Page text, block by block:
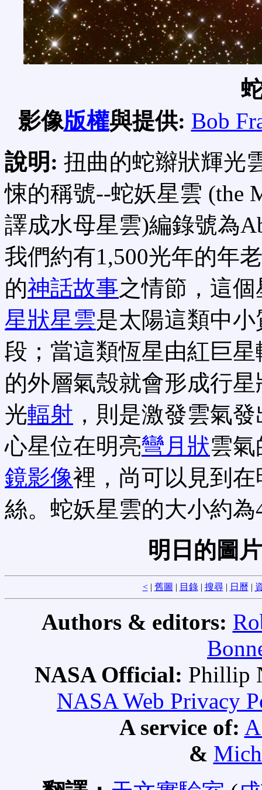
影像版權與提供: Bob
說明: 扭曲的蛇辮狀輝光
悚的稱號--蛇妖星雲 (the
譯成水母星雲)編錄號為
我們約有1,500光年的年老
的神話故事之情節，這
星狀星雲是太陽這類中
段；當這類恆星由紅巨
的外層氣殼就會形成行
光輻射 ，則是激發雲氣
心星位在明亮彎月狀雲
鏡影像裡，尚可以見到
絲。蛇妖星雲的大小約為
明日的圖
<| 舊圖 | 目錄| 搜尋| 日曆 |
Authors & editors:
NASA Official: Phillip
NASA Web Privacy
A service of:
&